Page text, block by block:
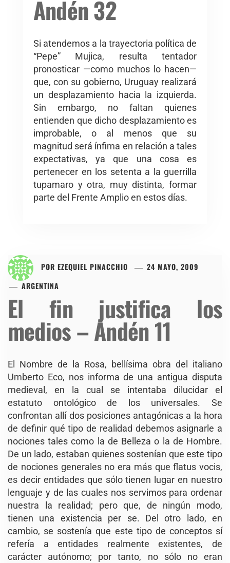
Andén 32
Si atendemos a la trayectoria política de
“Pepe” Mujica, resulta tentador
pronosticar —como muchos lo hacen—
que, con su gobierno, Uruguay realizará
un desplazamiento hacia la izquierda.
Sin embargo, no faltan quienes
entienden que dicho desplazamiento es
improbable, o al menos que su
magnitud será ínfima en relación a tales
expectativas, ya que una cosa es
pertenecer en los setenta a la guerrilla
tupamaro y otra, muy distinta, formar
parte del Frente Amplio en estos días.
POR EZEQUIEL PINACCHIO
24 MAYO, 2009
ARGENTINA
El fin justifica los
medios – Andén 11
El Nombre de la Rosa, bellísima obra del italiano
Umberto Eco, nos informa de una antigua disputa
medieval, en la cual se intentaba dilucidar el
estatuto ontológico de los universales. Se
confrontan allí dos posiciones antagónicas a la hora
de definir qué tipo de realidad debemos asignarle a
nociones tales como la de Belleza o la de Hombre.
De un lado, estaban quienes sostenían que este tipo
de nociones generales no era más que flatus vocis,
es decir entidades que sólo tienen lugar en nuestro
lenguaje y de las cuales nos servimos para ordenar
nuestra la realidad; pero que, de ningún modo,
tienen una existencia per se. Del otro lado, en
cambio, se sostenía que este tipo de conceptos sí
refería a entidades realmente existentes, de
carácter autónomo; por tanto, no sólo no eran